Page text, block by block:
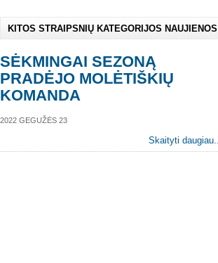
KITOS STRAIPSNIŲ KATEGORIJOS NAUJIENOS
SĖKMINGAI SEZONĄ
PRADĖJO MOLĖTIŠKIŲ
KOMANDA
2022 GEGUŽĖS 23
Skaityti daugiau...